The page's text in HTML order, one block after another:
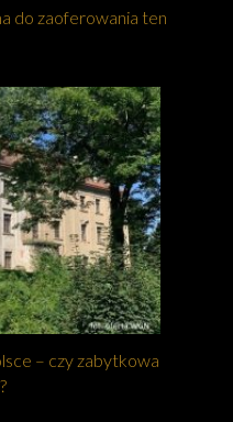
do zaoferowania ten
– czy zabytkowa